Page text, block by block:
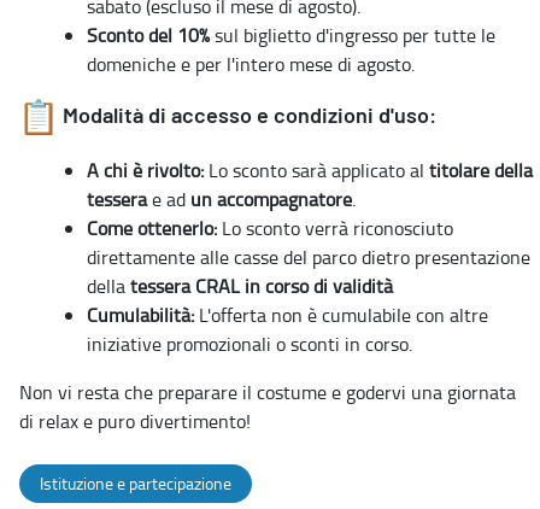
sabato (escluso il mese di agosto).
Sconto del 10%sul biglietto d'ingresso per tutte le
domeniche e per l'intero mese di agosto.
Modalità di accesso e condizioni d'uso:
A chi è rivolto: Lo sconto sarà applicato al titolare della
tesserae ad un accompagnatore.
Come ottenerlo: Lo sconto verrà riconosciuto
direttamente alle casse del parco dietro presentazione
dellatessera CRAL in corso di validità
Cumulabilità: L'offerta non è cumulabile con altre
iniziative promozionali o sconti in corso.
Non vi resta che preparare il costume e godervi una giornata
di relax e puro divertimento!
Istituzione e partecipazione